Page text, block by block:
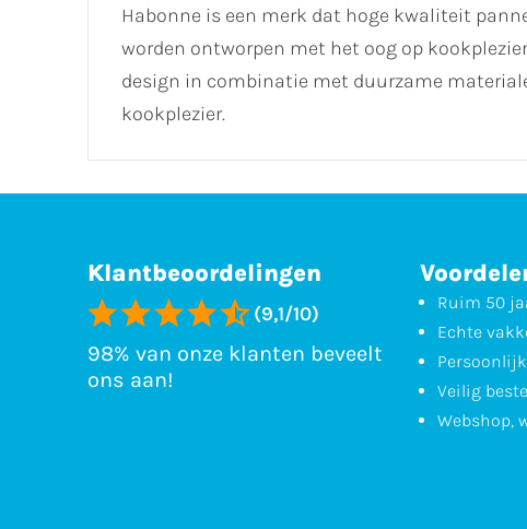
Habonne is een merk dat hoge kwaliteit
worden ontworpen met het oog op
design in combinatie met duurzame
kookplezier.
Klantbeoordelingen
(9,1/10)
98% van onze klanten beveelt
ons aan!
Ruim 50
Echte
Veilig
Webshop,